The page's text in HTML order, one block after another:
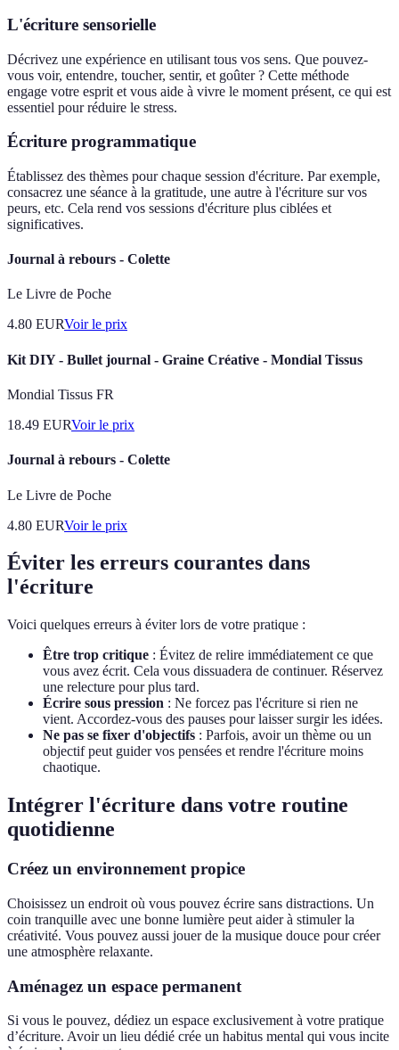
L'écriture sensorielle
Décrivez une expérience en utilisant tous vos sens. Que pouvez-
vous voir, entendre, toucher, sentir, et goûter ? Cette méthode
engage votre esprit et vous aide à vivre le moment présent, ce qui est
essentiel pour réduire le stress.
Écriture programmatique
Établissez des thèmes pour chaque session d'écriture. Par exemple,
consacrez une séance à la gratitude, une autre à l'écriture sur vos
peurs, etc. Cela rend vos sessions d'écriture plus ciblées et
significatives.
Journal à rebours - Colette
Le Livre de Poche
4.80 EURVoir le prix
Kit DIY - Bullet journal - Graine Créative - Mondial Tissus
Mondial Tissus FR
18.49 EURVoir le prix
Journal à rebours - Colette
Le Livre de Poche
4.80 EURVoir le prix
Éviter les erreurs courantes dans
l'écriture
Voici quelques erreurs à éviter lors de votre pratique :
Être trop critique : Évitez de relire immédiatement ce que
vous avez écrit. Cela vous dissuadera de continuer. Réservez
une relecture pour plus tard.
Écrire sous pression : Ne forcez pas l'écriture si rien ne
vient. Accordez-vous des pauses pour laisser surgir les idées.
Ne pas se fixer d'objectifs : Parfois, avoir un thème ou un
objectif peut guider vos pensées et rendre l'écriture moins
chaotique.
Intégrer l'écriture dans votre routine
quotidienne
Créez un environnement propice
Choisissez un endroit où vous pouvez écrire sans distractions. Un
coin tranquille avec une bonne lumière peut aider à stimuler la
créativité. Vous pouvez aussi jouer de la musique douce pour créer
une atmosphère relaxante.
Aménagez un espace permanent
Si vous le pouvez, dédiez un espace exclusivement à votre pratique
d’écriture. Avoir un lieu dédié crée un habitus mental qui vous incite